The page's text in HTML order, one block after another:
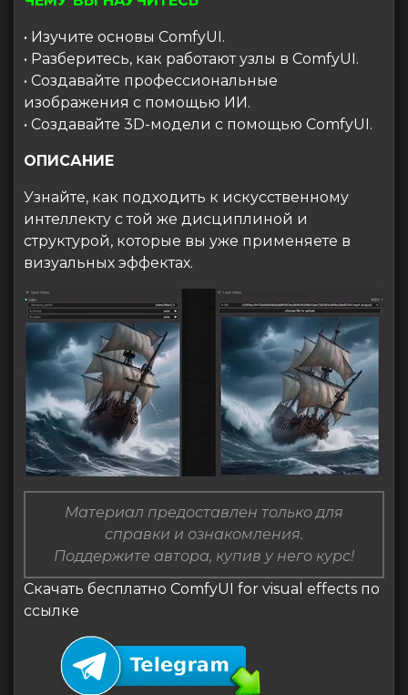
• Изучите основы ComfyUI.
• Разберитесь, как работают узлы в ComfyUI.
• Создавайте профессиональные
изображения с помощью ИИ.
• Создавайте 3D-модели с помощью ComfyUI.
ОПИСАНИЕ
Узнайте, как подходить к искусственному
интеллекту с той же дисциплиной и
структурой, которые вы уже применяете в
визуальных эффектах.
Материал предоставлен только для
справки и ознакомления.
Поддержите автора, купив у него курс!
Скачать бесплатно ComfyUI for visual effects по
ссылке